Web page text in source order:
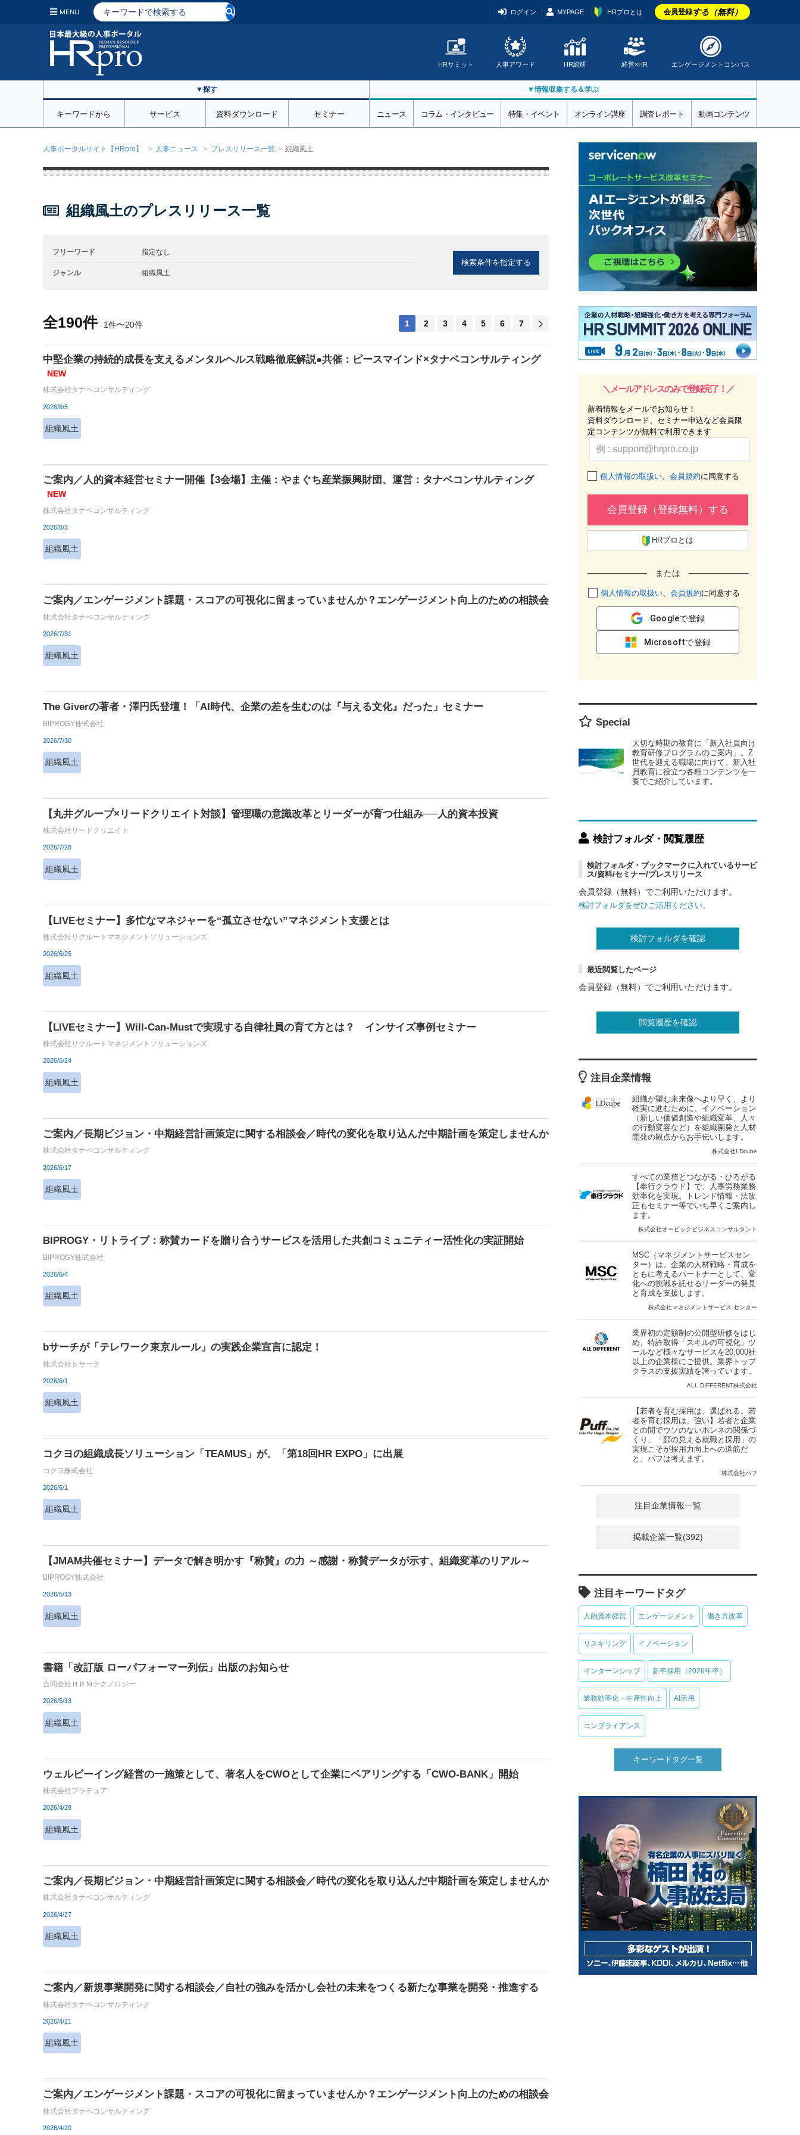
MENU ログイン MYPAGE HRプロとは 会員登録する（無料）
HRサミット 人事アワード HR総研 経営×HR エンゲージメントコンパス
▼探す
キーワードから サービス 資料ダウンロード セミナー
▼情報収集する＆学ぶ
ニュース コラム・インタビュー 特集・イベント オンライン講座 調査レポート 動画コンテンツ
人事ポータルサイト【HRpro】 人事ニュース プレスリリース一覧 組織風土
組織風土のプレスリリース一覧
フリーワード 指定なし
ジャンル 組織風土
検索条件を指定する
全190件 1件〜20件 1 2 3 4 5 6 7
中堅企業の持続的成長を支えるメンタルヘルス戦略徹底解説●共催：ピースマインド×タナベコンサルティング
NEW
株式会社タナベコンサルティング
2026/8/5
組織風土
ご案内／人的資本経営セミナー開催【3会場】主催：やまぐち産業振興財団、運営：タナベコンサルティング
NEW
株式会社タナベコンサルティング
2026/8/3
組織風土
ご案内／エンゲージメント課題・スコアの可視化に留まっていませんか？エンゲージメント向上のための相談会
株式会社タナベコンサルティング
2026/7/31
組織風土
The Giverの著者・澤円氏登壇！「AI時代、企業の差を生むのは『与える文化』だった」セミナー
BIPROGY株式会社
2026/7/30
組織風土
【丸井グループ×リードクリエイト対談】管理職の意識改革とリーダーが育つ仕組み──人的資本投資
株式会社リードクリエイト
2026/7/28
組織風土
【LIVEセミナー】多忙なマネジャーを“孤立させない”マネジメント支援とは
株式会社リクルートマネジメントソリューションズ
2026/6/25
組織風土
【LIVEセミナー】Will-Can-Mustで実現する自律社員の育て方とは？ インサイズ事例セミナー
株式会社リクルートマネジメントソリューションズ
2026/6/24
組織風土
ご案内／長期ビジョン・中期経営計画策定に関する相談会／時代の変化を取り込んだ中期計画を策定しませんか
株式会社タナベコンサルティング
2026/6/17
組織風土
BIPROGY・リトライブ：称賛カードを贈り合うサービスを活用した共創コミュニティー活性化の実証開始
BIPROGY株式会社
2026/6/4
組織風土
bサーチが「テレワーク東京ルール」の実践企業宣言に認定！
株式会社ｂサーチ
2026/6/1
組織風土
コクヨの組織成長ソリューション「TEAMUS」が、「第18回HR EXPO」に出展
コクヨ株式会社
2026/6/1
組織風土
【JMAM共催セミナー】データで解き明かす『称賛』の力 ～感謝・称賛データが示す、組織変革のリアル～
BIPROGY株式会社
2026/5/13
組織風土
書籍「改訂版 ローパフォーマー列伝」出版のお知らせ
合同会社ＨＲＭテクノロジー
2026/5/13
組織風土
ウェルビーイング経営の一施策として、著名人をCWOとして企業にペアリングする「CWO-BANK」開始
株式会社プラデュア
2026/4/28
組織風土
ご案内／長期ビジョン・中期経営計画策定に関する相談会／時代の変化を取り込んだ中期計画を策定しませんか
株式会社タナベコンサルティング
2026/4/27
組織風土
ご案内／新規事業開発に関する相談会／自社の強みを活かし会社の未来をつくる新たな事業を開発・推進する
株式会社タナベコンサルティング
2026/4/21
組織風土
ご案内／エンゲージメント課題・スコアの可視化に留まっていませんか？エンゲージメント向上のための相談会
株式会社タナベコンサルティング
2026/4/20
＼メールアドレスのみで登録完了！／
新着情報をメールでお知らせ！
資料ダウンロード、セミナー申込など会員限
定コンテンツが無料で利用できます
個人情報の取扱い、 会員規約に同意する
会員登録（登録無料）する
HRプロとは
または
個人情報の取扱い、 会員規約に同意する
Googleで登録
Microsoftで登録
Special
大切な時期の教育に「新入社員向け
教育研修プログラムのご案内」。Z
世代を迎える職場に向けて、新入社
員教育に役立つ各種コンテンツを一
覧でご紹介しています。
検討フォルダ・閲覧履歴
検討フォルダ・ブックマークに入れているサービ
ス/資料/セミナー/プレスリリース
会員登録（無料）でご利用いただけます。
検討フォルダをぜひご活用ください。
検討フォルダを確認
最近閲覧したページ
会員登録（無料）でご利用いただけます。
閲覧履歴を確認
注目企業情報
組織が望む未来像へより早く、より
確実に進むために、イノベーション
（新しい価値創造や組織変革、人々
の行動変容など）を組織開発と人材
開発の観点からお手伝いします。
株式会社LDcube
すべての業務とつながる・ひろがる
【奉行クラウド】で、人事労務業務
効率化を実現。トレンド情報・法改
正もセミナー等でいち早くご案内し
ます。
株式会社オービックビジネスコンサルタント
MSC（マネジメントサービスセン
ター）は、企業の人材戦略・育成を
ともに考えるパートナーとして、変
化への挑戦を託せるリーダーの発見
と育成を支援します。
株式会社マネジメントサービス センター
業界初の定額制の公開型研修をはじ
め、特許取得「スキルの可視化」ツ
ールなど様々なサービスを20,000社
以上の企業様にご提供。業界トップ
クラスの支援実績を誇っています。
ALL DIFFERENT株式会社
【若者を育む採用は、選ばれる。若
者を育む採用は、強い】若者と企業
との間でウソのないホンネの関係づ
くり、「顔の見える就職と採用」の
実現こそが採用力向上への道筋だ
と、パフは考えます。
株式会社パフ
注目企業情報一覧
掲載企業一覧(392)
注目キーワードタグ
人的資本経営 エンゲージメント 働き方改革
リスキリング イノベーション
インターンシップ 新卒採用（2026年卒）
業務効率化・生産性向上 AI活用
コンプライアンス
キーワードタグ一覧